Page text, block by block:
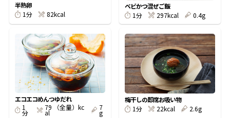
『踊り節』
鰹節屋の
だしパック
半熟卵
1分
82kcal
ベビかつ混ぜご飯
1分
297kcal 0.4g
エコエコめんつゆだれ
1
分
79 （全量）kc
al
7
g
梅干しの即席お吸い物
1分
22kcal 2.6g